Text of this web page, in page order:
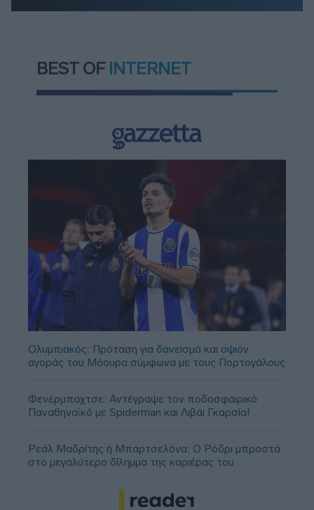
BEST OF INTERNET
Ολυμπιακός: Πρόταση για δανεισμό και οψιόν
αγοράς του Μόουρα σύμφωνα με τους Πορτογάλους
Φενέρμπαχτσε: Αντέγραψε τον ποδοσφαιρικό
Παναθηναϊκό με Spiderman και Λιβάι Γκαρσία!
Ρεάλ Μαδρίτης ή Μπαρτσελόνα; Ο Ρόδρι μπροστά
στο μεγαλύτερο δίλημμα της καριέρας του